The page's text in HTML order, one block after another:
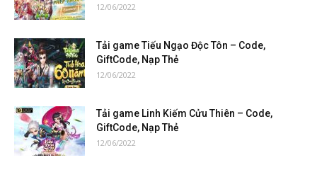
12/06/2022
Tải game Tiếu Ngạo Độc Tôn – Code,
GiftCode, Nạp Thẻ
12/06/2022
Tải game Linh Kiếm Cửu Thiên – Code,
GiftCode, Nạp Thẻ
12/06/2022